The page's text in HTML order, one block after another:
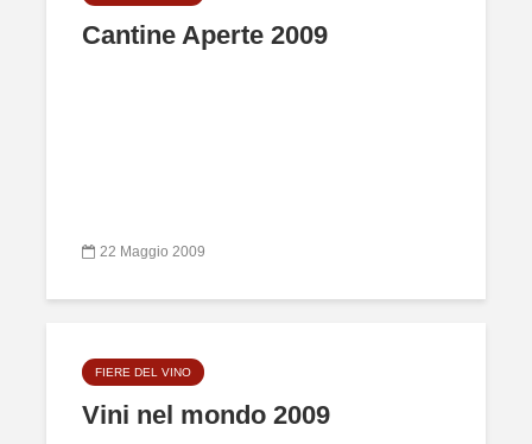
Cantine Aperte 2009
22 Maggio 2009
FIERE DEL VINO
Vini nel mondo 2009